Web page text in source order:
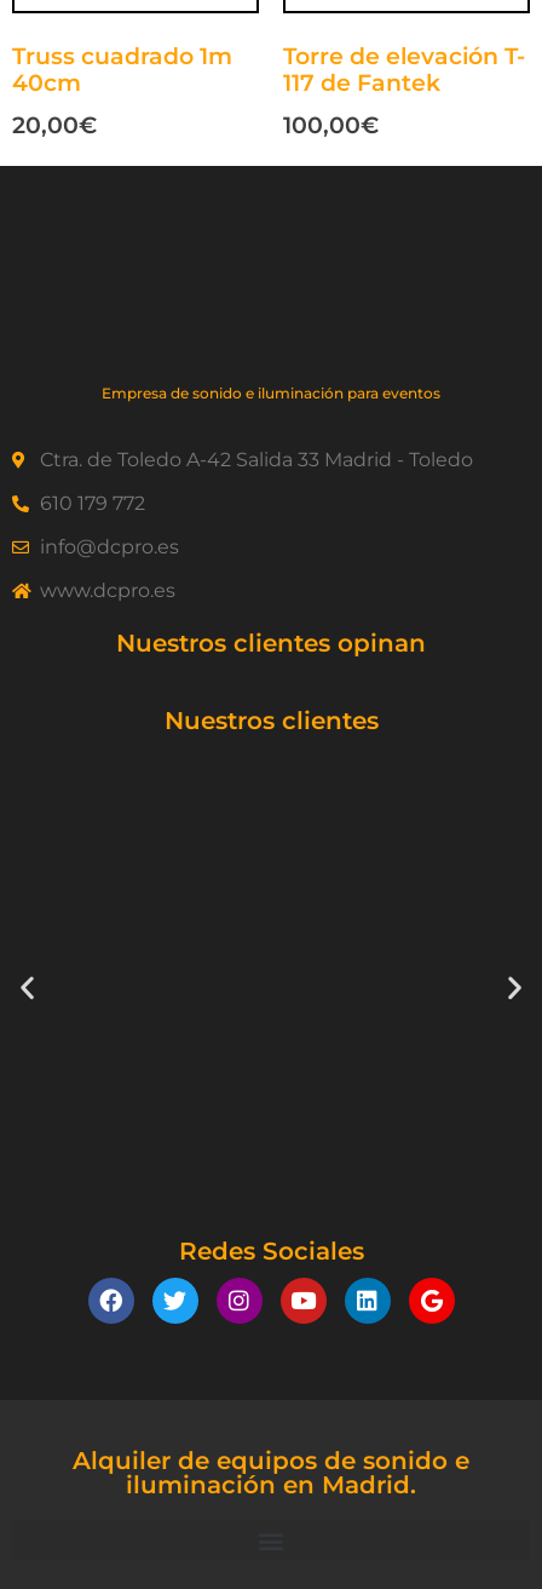
Truss cuadrado 1m
40cm
20,00€
Torre de elevación T-
117 de Fantek
100,00€
Empresa de sonido e iluminación para eventos
Ctra. de Toledo A-42 Salida 33 Madrid - Toledo
610 179 772
info@dcpro.es
www.dcpro.es
Nuestros clientes opinan
Nuestros clientes
Redes Sociales
Alquiler de equipos de sonido e
iluminación en Madrid.